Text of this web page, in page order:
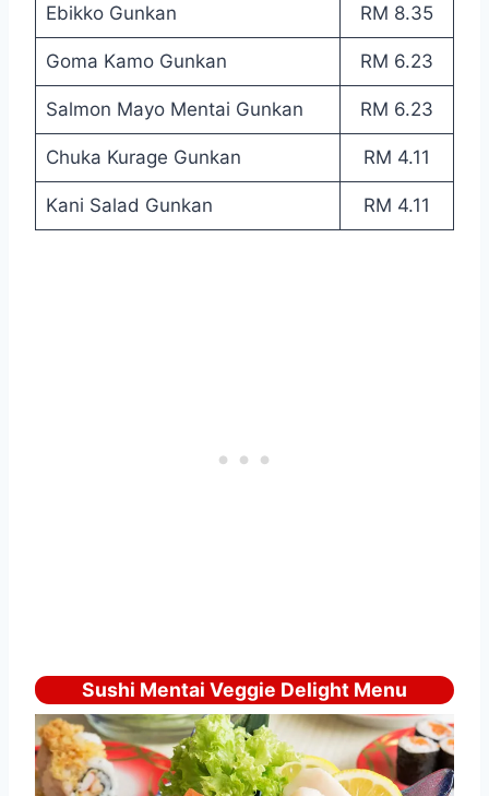
Ebikko Gunkan RM 8.35
Goma Kamo Gunkan RM 6.23
Salmon Mayo Mentai Gunkan RM 6.23
Chuka Kurage Gunkan RM 4.11
Kani Salad Gunkan RM 4.11
Sushi Mentai Veggie Delight Menu